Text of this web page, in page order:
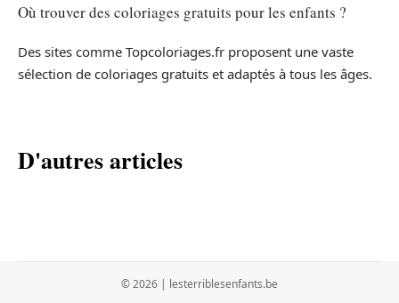
Où trouver des coloriages gratuits pour les enfants ?
Des sites comme Topcoloriages.fr proposent une vaste
sélection de coloriages gratuits et adaptés à tous les âges.
D'autres articles
© 2026 | lesterriblesenfants.be